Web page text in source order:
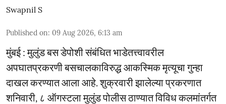
Swapnil S
Published on: 09 Aug 2026, 6:13 am
मुंबई : मुलुंड बस डेपोशी संबंधित भाडेतत्त्वावरील
अपघातप्रकरणी बसचालकाविरुद्ध आकस्मिक मृत्यूचा गुन्हा
दाखल करण्यात आला आहे. शुक्रवारी झालेल्या प्रकरणात
शनिवारी, ८ ऑगस्टला मुलुंड पोलीस ठाण्यात विविध कलमांतर्गत